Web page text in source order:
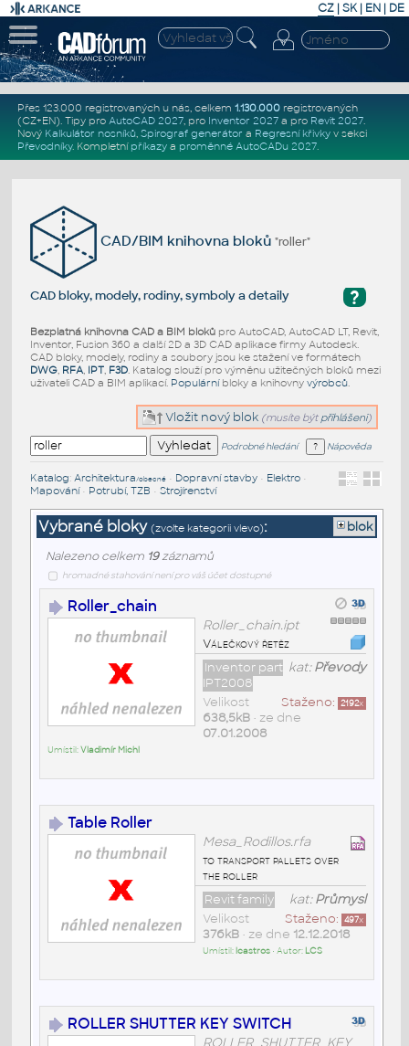
CZ | SK| EN | DE
Přes 123.000 registrovaných u nás, celkem 1.130.000registrovaných
(CZ+EN). Tipy pro AutoCAD 2027, pro Inventor 2027a pro Revit 2027.
Nový Kalkulátor nosníků, Spirograf generátor a Regresní křivkyv sekci
Převodníky. Kompletní příkazya proměnné AutoCADu 2027.
CAD/BIM knihovna bloků"roller"
?
CAD bloky, modely, rodiny, symboly a detaily
Bezplatná knihovna CAD a BIM blokůpro AutoCAD, AutoCAD LT, Revit,
Inventor, Fusion 360 a další 2D a 3D CAD aplikace firmy Autodesk.
CAD bloky, modely, rodiny a soubory jsou ke stažení ve formátech
DWG, RFA, IPT, F3D. Katalog slouží pro výměnu užitečných bloků mezi
uživateli CAD a BIM aplikací. Populárníbloky a knihovny výrobců.
Vložit nový blok (musíte být přihlášeni)
Podrobné hledání Nápověda
Katalog: Architektura/obecné• Dopravní stavby• Elektro•
Mapování• Potrubí, TZB • Strojírenství
Vybrané bloky (zvolte kategorii vlevo): blok
Nalezeno celkem 19záznamů
hromadné stahování není pro váš účet dostupné
Roller_chain
Roller_chain.ipt
Válečkový řetěz
kat:Převody
Inventor part
IPT2008
Staženo: 2192x
Velikost
638,5kB• ze dne
07.01.2008
Umístil:Vladimír Michl
Table Roller
Mesa_Rodillos.rfa
to transport pallets over
the roller
kat:Průmysl
Revit family
Staženo: 497x
Velikost
376kB• ze dne 12.12.2018
Umístil: lcastros• Autor: LCS
ROLLER SHUTTER KEY SWITCH